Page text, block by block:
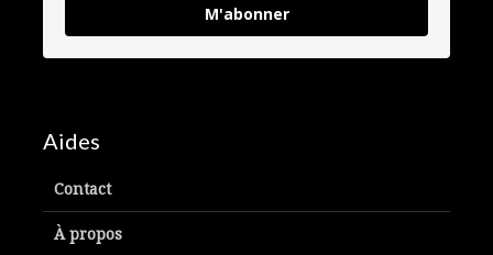
M'abonner
Aides
Contact
À propos